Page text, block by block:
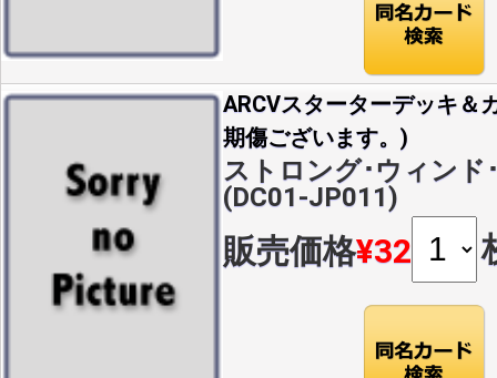
ARCVスターターデッキ＆
期傷ございます。)
ストロング･ウィンド
(DC01-JP011)
販売価格¥32